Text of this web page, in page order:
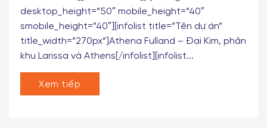
gaph=”” auto=”true” column=”1c” column2=”1c”
column3=”1c”][/contentbox][spacing
desktop_height=”50″ mobile_height=”40″
smobile_height=”40″][infolist title=”Tên dự án”
title_width=”270px”]Athena Fulland – Đại Kim, phân
khu Larissa và Athens[/infolist][infolist...